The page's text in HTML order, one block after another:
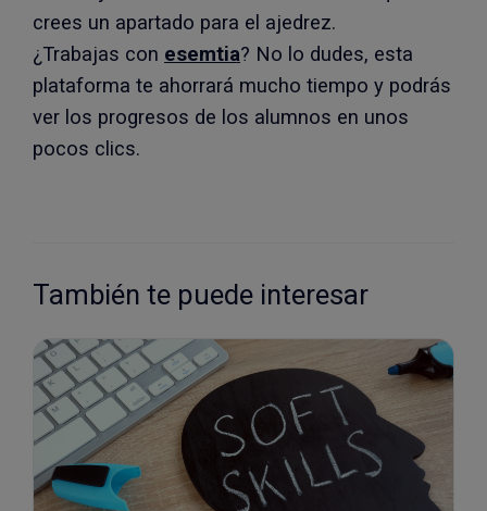
crees un apartado para el ajedrez.
¿Trabajas con esemtia? No lo dudes, esta
plataforma te ahorrará mucho tiempo y podrás
ver los progresos de los alumnos en unos
pocos clics.
También te puede interesar